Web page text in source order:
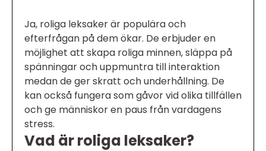
Ja, roliga leksaker är populära och
efterfrågan på dem ökar. De erbjuder en
möjlighet att skapa roliga minnen, släppa på
spänningar och uppmuntra till interaktion
medan de ger skratt och underhållning. De
kan också fungera som gåvor vid olika tillfällen
och ge människor en paus från vardagens
stress.
Vad är roliga leksaker?